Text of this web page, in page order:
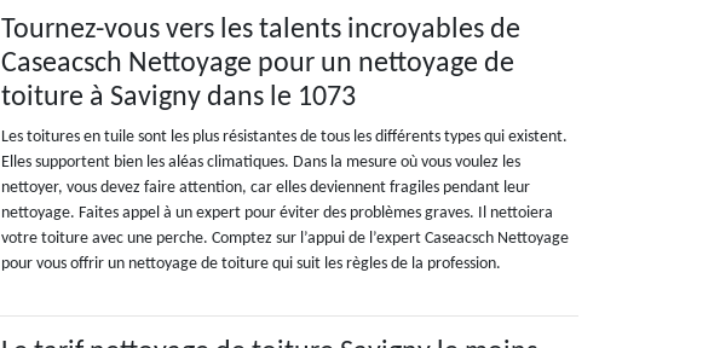
Tournez-vous vers les talents incroyables de
Caseacsch Nettoyage pour un nettoyage de
toiture à Savigny dans le 1073
Les toitures en tuile sont les plus résistantes de tous les différents types qui existent.
Elles supportent bien les aléas climatiques. Dans la mesure où vous voulez les
nettoyer, vous devez faire attention, car elles deviennent fragiles pendant leur
nettoyage. Faites appel à un expert pour éviter des problèmes graves. Il nettoiera
votre toiture avec une perche. Comptez sur l’appui de l’expert Caseacsch Nettoyage
pour vous offrir un nettoyage de toiture qui suit les règles de la profession.